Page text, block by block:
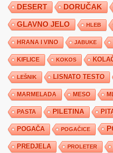
DESERT DORUČAK
GLAVNO JELO HLEB
HRANA I VINO JABUKE
KIFLICE KOKOS
LEŠNIK LISNATO TESTO
MARMELADA MESO
PASTA PILETINA
POGAČA POGAČICE
PREDJELA PROLETER